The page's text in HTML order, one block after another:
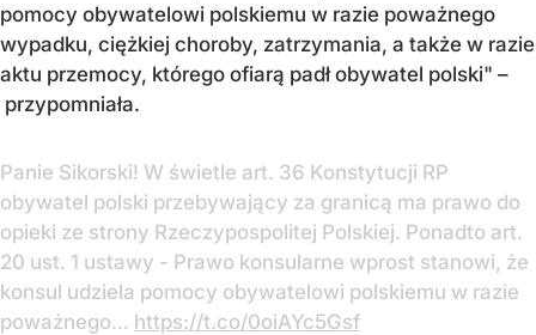
pomocy obywatelowi polskiemu w razie poważnego
wypadku, ciężkiej choroby, zatrzymania, a także w razie
aktu przemocy, którego ofiarą padł obywatel polski" –
przypomniała.
Panie Sikorski! W świetle art. 36 Konstytucji RP
obywatel polski przebywający za granicą ma prawo do
opieki ze strony Rzeczypospolitej Polskiej. Ponadto art.
20 ust. 1 ustawy - Prawo konsularne wprost stanowi, że
konsul udziela pomocy obywatelowi polskiemu w razie
poważnego… https://t.co/0oiAYc5Gsf